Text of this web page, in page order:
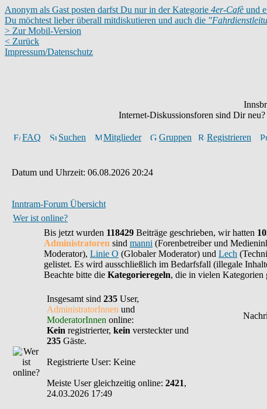
Anonym als Gast posten darfst Du nur in der Kategorie 4er-Cafè und
Du möchtest lieber überall mitdiskutieren und auch die
> Zur Mobil-Version
< Zurück
Impressum/Datenschutz
Internet-Diskussionsforen sind Dir
FAQ Suchen Mitglieder Gruppen Registrieren
Datum und Uhrzeit: 06.08.2026 20:24
Inntram-Forum Übersicht
Wer ist online?
Bis jetzt wurden 118429 Beiträge geschrieben, wir hatten
Administratoren sind manni (Forenbetreiber und
Moderator), Linie O (Globaler Moderator) und Lech
gelistet. Es wird ausschließlich im Bedarfsfall (illegale
Beachte bitte die Kategorieregeln, die in vielen Kategorien
Insgesamt sind 235 User,
AdministratorInnen und
ModeratorInnen online:
Kein registrierter, kein versteckter und
235 Gäste.
Registrierte User: Keine
Meiste User gleichzeitig online: 2421,
24.03.2026 17:49